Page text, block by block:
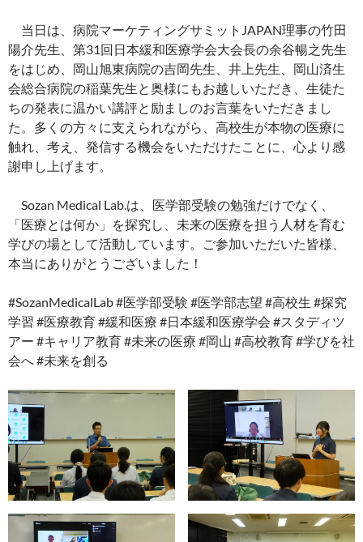
当日は、病院マーケティングサミットJAPAN理事の竹田
陽介先生、第31回日本緩和医療学会大会長の余谷暢之先生
をはじめ、岡山旭東病院の吉岡先生、井上先生、岡山済生
会総合病院の稲葉先生と奥様にもお越しいただき、生徒た
ちの発表に温かい講評と励ましのお言葉をいただきまし
た。多くの方々に支えられながら、高校生が本物の医療に
触れ、考え、発信する機会をいただけたことに、心より感
謝申し上げます。
Sozan Medical Lab.は、医学部受験の勉強だけでなく、
「医療とは何か」を探究し、未来の医療を担う人材を育む
学びの場として活動しています。ご参加いただいた皆様、
本当にありがとうございました！
#SozanMedicalLab #医学部受験 #医学部志望 #高校生 #探究
学習 #医療教育 #緩和医療 #日本緩和医療学会 #スタディツ
アー #キャリア教育 #未来の医療 #岡山 #高校教育 #学びを社
会へ #未来を創る